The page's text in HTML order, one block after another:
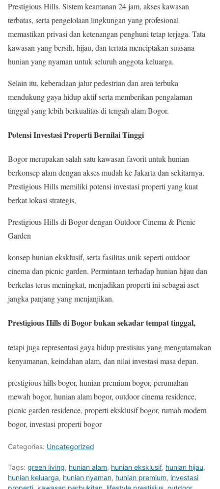
Prestigious Hills. Sistem keamanan 24 jam, akses kawasan
terbatas, serta pengelolaan lingkungan yang profesional
memastikan privasi dan ketenangan penghuni tetap terjaga. Tata
kawasan yang bersih, hijau, dan tertata menciptakan suasana
hunian yang nyaman untuk seluruh anggota keluarga.
Selain itu, keberadaan jalur pedestrian dan area terbuka
mendukung gaya hidup aktif serta memberikan pengalaman
tinggal yang lebih berkualitas di tengah alam Bogor.
Potensi Investasi Properti Bernilai Tinggi
Bogor merupakan salah satu kawasan favorit untuk hunian
berkonsep alam dengan akses mudah ke Jakarta dan sekitarnya.
Prestigious Hills memiliki potensi investasi properti yang kuat
berkat lokasi strategis,
Prestigious Hills di Bogor dengan Outdoor Cinema & Picnic
Garden
konsep hunian eksklusif, serta fasilitas unik seperti outdoor
cinema dan picnic garden. Permintaan terhadap hunian hijau dan
berkelas terus meningkat, menjadikan properti ini sebagai aset
jangka panjang yang menjanjikan.
Prestigious Hills di Bogor bukan sekadar tempat tinggal,
tetapi juga representasi gaya hidup prestisius yang mengutamakan
kenyamanan, keindahan alam, dan nilai investasi masa depan.
prestigious hills bogor, hunian premium bogor, perumahan
mewah bogor, hunian alam bogor, outdoor cinema residence,
picnic garden residence, properti eksklusif bogor, rumah modern
bogor, investasi properti bogor
Categories: Uncategorized
Tags: green living, hunian alam, hunian eksklusif, hunian hijau,
hunian keluarga, hunian nyaman, hunian premium, investasi